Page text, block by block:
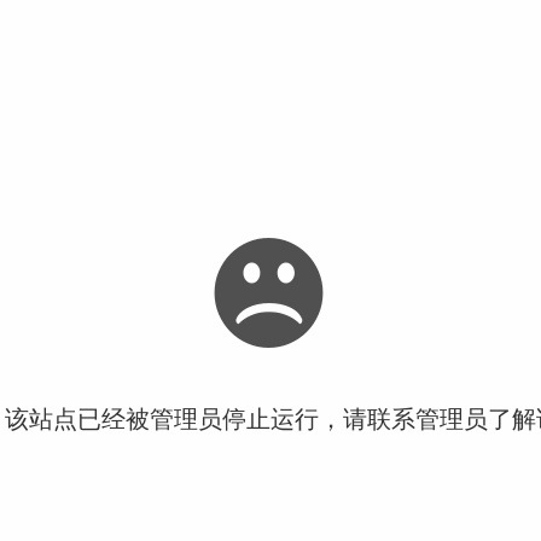
站点已经被管理员停止运行，请联系管理员了